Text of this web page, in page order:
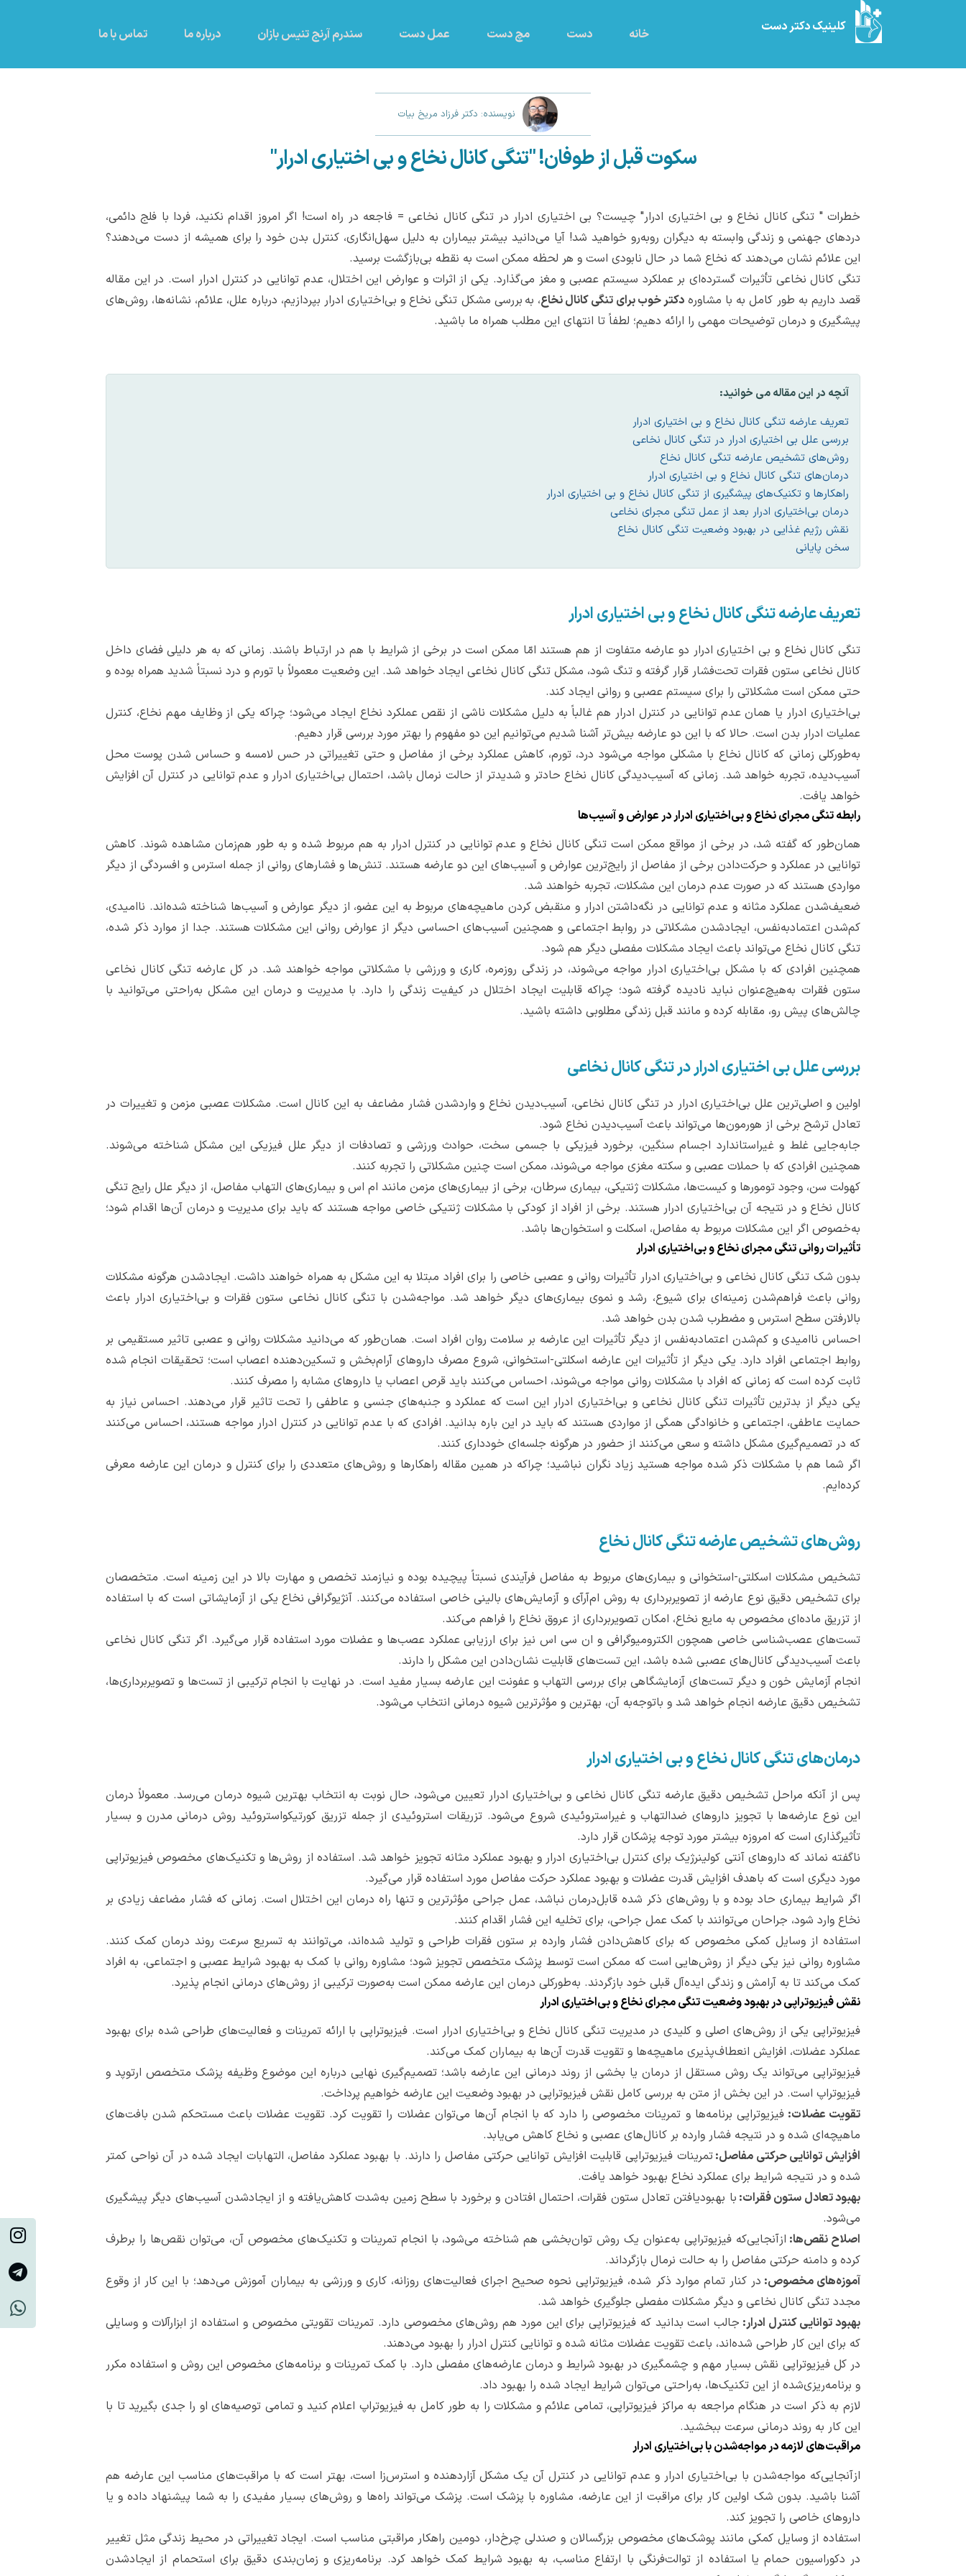
خانه دست مچ دست عمل دست سندرم آرنج تنیس بازان درباره ما تماس با ما کلینیک دکتر دست
نویسنده: دکتر فرزاد مریخ بیات
سکوت قبل از طوفان! "تنگی کانال نخاع و بی اختیاری ادرار"
خطرات " تنگی کانال نخاع و بی اختیاری ادرار" چیست؟ بی اختیاری ادرار در تنگی کانال نخاعی = فاجعه در راه است! اگر امروز اقدام نکنید، فردا با فلج دائمی،
دردهای جهنمی و زندگی وابسته به دیگران روبه‌رو خواهید شد! آیا می‌دانید بیشتر بیماران به دلیل سهل‌انگاری، کنترل بدن خود را برای همیشه از دست می‌دهند؟
این علائم نشان می‌دهند که نخاع شما در حال نابودی است و هر لحظه ممکن است به نقطه بی‌بازگشت برسید.
تنگی کانال نخاعی تأثیرات گسترده‌ای بر عملکرد سیستم عصبی و مغز می‌گذارد. یکی از اثرات و عوارض این اختلال، عدم توانایی در کنترل ادرار است. در این مقاله
قصد داریم به طور کامل به با مشاورهدکتر خوب برای تنگی کانال نخاع، به بررسی مشکل تنگی نخاع و بی‌اختیاری ادرار بپردازیم، درباره علل، علائم، نشانه‌ها، روش‌های
پیشگیری و درمان توضیحات مهمی را ارائه دهیم؛ لطفاً تا انتهای این مطلب همراه ما باشید.
آنچه در این مقاله می خوانید:
تعریف عارضه تنگی کانال نخاع و بی اختیاری ادرار
بررسی علل بی اختیاری ادرار در تنگی کانال نخاعی
روش‌های تشخیص عارضه تنگی کانال نخاع
درمان‌های تنگی کانال نخاع و بی اختیاری ادرار
راهکارها و تکنیک‌های پیشگیری از تنگی کانال نخاع و بی اختیاری ادرار
درمان بی‌اختیاری ادرار بعد از عمل تنگی مجرای نخاعی
نقش رژیم غذایی در بهبود وضعیت تنگی کانال نخاع
سخن پایانی
تعریف عارضه تنگی کانال نخاع و بی اختیاری ادرار
تنگی کانال نخاع و بی ‌اختیاری ادرار دو عارضه متفاوت از هم هستند امّا ممکن است در برخی از شرایط با هم در ارتباط باشند. زمانی که به هر دلیلی فضای داخل
کانال نخاعی ستون فقرات تحت‌فشار قرار گرفته و تنگ شود، مشکل تنگی کانال نخاعی ایجاد خواهد شد. این وضعیت معمولاً با تورم و درد نسبتاً شدید همراه بوده و
حتی ممکن است مشکلاتی را برای سیستم عصبی و روانی ایجاد کند.
بی‌اختیاری ادرار یا همان عدم توانایی در کنترل ادرار هم غالباً به دلیل مشکلات ناشی از نقص عملکرد نخاع ایجاد می‌شود؛ چراکه یکی از وظایف مهم نخاع، کنترل
عملیات ادرار بدن است. حالا که با این دو عارضه بیش‌تر آشنا شدیم می‌توانیم این دو مفهوم را بهتر مورد بررسی قرار دهیم.
به‌طورکلی زمانی که کانال نخاع با مشکلی مواجه می‌شود درد، تورم، کاهش عملکرد برخی از مفاصل و حتی تغییراتی در حس لامسه و حساس شدن پوست محل
آسیب‌دیده، تجربه خواهد شد. زمانی که آسیب‌دیدگی کانال نخاع حاد‌تر و شدید‌تر از حالت نرمال باشد، احتمال بی‌اختیاری ادرار و عدم توانایی در کنترل آن افزایش
خواهد یافت.
رابطه تنگی مجرای نخاع و بی‌اختیاری ادرار در عوارض و آسیب‌ها
همان‌طور که گفته شد، در برخی از مواقع ممکن است تنگی کانال نخاع و عدم توانایی در کنترل ادرار به هم مربوط شده و به طور هم‌زمان مشاهده شوند. کاهش
توانایی در عملکرد و حرکت‌دادن برخی از مفاصل از رایج‌ترین عوارض و آسیب‌های این دو عارضه هستند. تنش‌ها و فشار‌های روانی از جمله استرس و افسردگی از دیگر
مواردی هستند که در صورت عدم درمان این مشکلات، تجربه خواهند شد.
ضعیف‌شدن عملکرد مثانه و عدم توانایی در نگه‌داشتن ادرار و منقبض کردن ماهیچه‌های مربوط به این عضو، از دیگر عوارض و آسیب‌ها شناخته شده‌اند. ناامیدی،
کم‌شدن اعتمادبه‌نفس، ایجادشدن مشکلاتی در روابط اجتماعی و همچنین آسیب‌های احساسی دیگر از عوارض روانی این مشکلات هستند. جدا از موارد ذکر شده،
تنگی کانال نخاع می‌تواند باعث ایجاد مشکلات مفصلی دیگر هم شود.
همچنین افرادی که با مشکل بی‌اختیاری ادرار مواجه می‌شوند، در زندگی روزمره، کاری و ورزشی با مشکلاتی مواجه خواهند شد. در کل عارضه تنگی کانال نخاعی
ستون فقرات به‌هیچ‌عنوان نباید نادیده گرفته شود؛ چراکه قابلیت ایجاد اختلال در کیفیت زندگی را دارد. با مدیریت و درمان این مشکل به‌راحتی می‌توانید با
چالش‌های پیش رو، مقابله کرده و مانند قبل زندگی مطلوبی داشته باشید.
بررسی علل بی اختیاری ادرار در تنگی کانال نخاعی
اولین و اصلی‌ترین علل بی‌اختیاری ادرار در تنگی کانال نخاعی، آسیب‌دیدن نخاع و واردشدن فشار مضاعف به این کانال است. مشکلات عصبی مزمن و تغییرات در
تعادل ترشح برخی از هورمون‌ها می‌تواند باعث آسیب‌دیدن نخاع شود.
جابه‌جایی غلط و غیراستاندارد اجسام سنگین، برخورد فیزیکی با جسمی سخت، حوادث ورزشی و تصادفات از دیگر علل فیزیکی این مشکل شناخته می‌شوند.
همچنین افرادی که با حملات عصبی و سکته مغزی مواجه می‌شوند، ممکن است چنین مشکلاتی را تجربه کنند.
کهولت سن، وجود تومورها و کیست‌ها، مشکلات ژنتیکی، بیماری سرطان، برخی از بیماری‌های مزمن مانند ‌ام اس و بیماری‌های التهاب مفاصل، از دیگر علل رایج تنگی
کانال نخاع و در نتیجه آن بی‌اختیاری ادرار هستند. برخی از افراد از کودکی با مشکلات ژنتیکی خاصی مواجه هستند که باید برای مدیریت و درمان آن‌ها اقدام شود؛
به‌خصوص اگر این مشکلات مربوط به مفاصل، اسکلت و استخوان‌ها باشد.
تأثیرات روانی تنگی مجرای نخاع و بی‌اختیاری ادرار
بدون شک تنگی کانال نخاعی و بی‌اختیاری ادرار تأثیرات روانی و عصبی خاصی را برای افراد مبتلا به این مشکل به همراه خواهند داشت. ایجادشدن هرگونه مشکلات
روانی باعث فراهم‌شدن زمینه‌ای برای شیوع، رشد و نموی بیماری‌های دیگر خواهد شد. مواجه‌شدن با تنگی کانال نخاعی ستون فقرات و بی‌اختیاری ادرار باعث
بالارفتن سطح استرس و مضطرب شدن بدن خواهد شد.
احساس ناامیدی و کم‌شدن اعتمادبه‌نفس از دیگر تأثیرات این عارضه بر سلامت روان افراد است. همان‌طور که می‌دانید مشکلات روانی و عصبی تاثیر مستقیمی بر
روابط اجتماعی افراد دارد. یکی دیگر از تأثیرات این عارضه اسکلتی-استخوانی، شروع مصرف داروهای آرام‌بخش و تسکین‌دهنده اعصاب است؛ تحقیقات انجام شده
ثابت کرده است که زمانی که افراد با مشکلات روانی مواجه می‌شوند، احساس می‌کنند باید قرص اعصاب یا داروهای مشابه را مصرف کنند.
یکی دیگر از بدترین تأثیرات تنگی کانال نخاعی و بی‌اختیاری ادرار این است که عملکرد و جنبه‌های جنسی و عاطفی را تحت تاثیر قرار می‌دهند. احساس نیاز به
حمایت عاطفی، اجتماعی و خانوادگی همگی از مواردی هستند که باید در این باره بدانید. افرادی که با عدم توانایی در کنترل ادرار مواجه هستند، احساس می‌کنند
که در تصمیم‌گیری مشکل داشته و سعی می‌کنند از حضور در هرگونه جلسه‌ای خودداری کنند.
اگر شما هم با مشکلات ذکر شده مواجه هستید زیاد نگران نباشید؛ چراکه در همین مقاله راهکارها و روش‌های متعددی را برای کنترل و درمان این عارضه معرفی
کرده‌ایم.
روش‌های تشخیص عارضه تنگی کانال نخاع
تشخیص مشکلات اسکلتی-استخوانی و بیماری‌های مربوط به مفاصل فرآیندی نسبتاً پیچیده بوده و نیازمند تخصص و مهارت بالا در این زمینه است. متخصصان
برای تشخیص دقیق نوع عارضه از تصویربرداری به روش‌ ام‌آرآی و آزمایش‌های بالینی خاصی استفاده می‌کنند. آنژیوگرافی نخاع یکی از آزمایشاتی است که با استفاده
از تزریق ماده‌ای مخصوص به مایع نخاع، امکان تصویربرداری از عروق نخاع را فراهم می‌کند.
تست‌های عصب‌شناسی خاصی همچون الکترومیوگرافی و ان سی اس نیز برای ارزیابی عملکرد عصب‌ها و عضلات مورد استفاده قرار می‌گیرد. اگر تنگی کانال نخاعی
باعث آسیب‌دیدگی کانال‌های عصبی شده باشد، این تست‌های قابلیت نشان‌دادن این مشکل را دارند.
انجام آزمایش خون و دیگر تست‌های آزمایشگاهی برای بررسی التهاب و عفونت این عارضه بسیار مفید است. در نهایت با انجام ترکیبی از تست‌ها و تصویربرداری‌ها،
تشخیص دقیق عارضه انجام خواهد شد و باتوجه‌به آن، بهترین و مؤثرترین شیوه درمانی انتخاب می‌شود.
درمان‌های تنگی کانال نخاع و بی اختیاری ادرار
پس از آنکه مراحل تشخیص دقیق عارضه تنگی کانال نخاعی و بی‌اختیاری ادرار تعیین می‌شود، حال نوبت به انتخاب بهترین شیوه درمان می‌رسد. معمولاً درمان
این نوع عارضه‌ها با تجویز داروهای ضدالتهاب و غیراستروئیدی شروع می‌شود. تزریقات استروئیدی از جمله تزریق کورتیکواستروئید روش درمانی مدرن و بسیار
تأثیرگذاری است که امروزه بیشتر مورد توجه پزشکان قرار دارد.
ناگفته نماند که داروهای آنتی کولینرژیک برای کنترل بی‌اختیاری ادرار و بهبود عملکرد مثانه تجویز خواهد شد. استفاده از روش‌ها و تکنیک‌های مخصوص فیزیوتراپی
مورد دیگری است که باهدف افزایش قدرت عضلات و بهبود عملکرد حرکت مفاصل مورد استفاده قرار می‌گیرد.
اگر شرایط بیماری حاد بوده و با روش‌های ذکر شده قابل‌درمان نباشد، عمل جراحی مؤثرترین و تنها راه درمان این اختلال است. زمانی که فشار مضاعف زیادی بر
نخاع وارد شود، جراحان می‌توانند با کمک عمل جراحی، برای تخلیه این فشار اقدام کنند.
استفاده از وسایل کمکی مخصوص که برای کاهش‌دادن فشار وارده بر ستون فقرات طراحی و تولید شده‌اند، می‌توانند به تسریع سرعت روند درمان کمک کنند.
مشاوره روانی نیز یکی دیگر از روش‌هایی است که ممکن است توسط پزشک متخصص تجویز شود؛ مشاوره روانی با کمک به بهبود شرایط عصبی و اجتماعی، به افراد
کمک می‌کند تا به آرامش و زندگی ایده‌آل قبلی خود بازگردند. به‌طورکلی درمان این عارضه ممکن است به‌صورت ترکیبی از روش‌های درمانی انجام پذیرد.
نقش فیزیوتراپی در بهبود وضعیت تنگی مجرای نخاع و بی‌اختیاری ادرار
فیزیوتراپی یکی از روش‌های اصلی و کلیدی در مدیریت تنگی کانال نخاع و بی‌اختیاری ادرار است. فیزیوتراپی با ارائه تمرینات و فعالیت‌های طراحی شده برای بهبود
عملکرد عضلات، افزایش انعطاف‌پذیری ماهیچه‌ها و تقویت قدرت آن‌ها به بیماران کمک می‌کند.
فیزیوتراپی می‌تواند یک روش مستقل از درمان یا بخشی از روند درمانی این عارضه باشد؛ تصمیم‌گیری نهایی درباره این موضوع وظیفه پزشک متخصص ارتوپد و
فیزیوتراپ است. در این بخش از متن به بررسی کامل نقش فیزیوتراپی در بهبود وضعیت این عارضه خواهیم پرداخت.
تقویت عضلات: فیزیوتراپی برنامه‌ها و تمرینات مخصوصی را دارد که با انجام آن‌ها می‌توان عضلات را تقویت کرد. تقویت عضلات باعث مستحکم شدن بافت‌های
ماهیچه‌ای شده و در نتیجه فشار وارده بر کانال‌های عصبی و نخاع کاهش می‌یابد.
افزایش توانایی حرکتی مفاصل:تمرینات فیزیوتراپی قابلیت افزایش توانایی حرکتی مفاصل را دارند. با بهبود عملکرد مفاصل، التهابات ایجاد شده در آن نواحی کمتر
شده و در نتیجه شرایط برای عملکرد نخاع بهبود خواهد یافت.
بهبود تعادل ستون فقرات: با بهبودیافتن تعادل ستون فقرات، احتمال افتادن و برخورد با سطح زمین به‌شدت کاهش‌یافته و از ایجادشدن آسیب‌های دیگر پیشگیری
می‌شود.
اصلاح نقص‌ها: ازآنجایی‌که فیزیوتراپی به‌عنوان یک روش توان‌بخشی هم شناخته می‌شود، با انجام تمرینات و تکنیک‌های مخصوص آن، می‌توان نقص‌ها را برطرف
کرده و دامنه حرکتی مفاصل را به حالت نرمال بازگرداند.
آموزه‌های مخصوص: در کنار تمام موارد ذکر شده، فیزیوتراپی نحوه صحیح اجرای فعالیت‌های روزانه، کاری و ورزشی به بیماران آموزش می‌دهد؛ با این کار از وقوع
مجدد تنگی کانال نخاعی و دیگر مشکلات مفصلی جلوگیری خواهد شد.
بهبود توانایی کنترل ادرار: جالب است بدانید که فیزیوتراپی برای این مورد هم روش‌های مخصوصی دارد. تمرینات تقویتی مخصوص و استفاده از ابزارآلات و وسایلی
که برای این کار طراحی شده‌اند، باعث تقویت عضلات مثانه شده و توانایی کنترل ادرار را بهبود می‌دهند.
در کل فیزیوتراپی نقش بسیار مهم و چشمگیری در بهبود شرایط و درمان عارضه‌های مفصلی دارد. با کمک تمرینات و برنامه‌های مخصوص این روش و استفاده مکرر
و برنامه‌ریزی‌شده از این تکنیک‌ها، به‌راحتی می‌توان شرایط ایجاد شده را بهبود داد.
لازم به ذکر است در هنگام مراجعه به مراکز فیزیوتراپی، تمامی علائم و مشکلات را به طور کامل به فیزیوتراپ اعلام کنید و تمامی توصیه‌های او را جدی بگیرید تا با
این کار به روند درمانی سرعت ببخشید.
مراقبت‌های لازمه در مواجه‌شدن با بی‌اختیاری ادرار
ازآنجایی‌که مواجه‌شدن با بی‌اختیاری ادرار و عدم توانایی در کنترل آن یک مشکل آزاردهنده و استرس‌زا است، بهتر است که با مراقبت‌های مناسب این عارضه هم
آشنا باشید. بدون شک اولین کار برای مراقبت از این عارضه، مشاوره با پزشک است. پزشک می‌تواند راه‌ها و روش‌های بسیار مفیدی را به شما پیشنهاد داده و یا
داروهای خاصی را تجویز کند.
استفاده از وسایل کمکی مانند پوشک‌های مخصوص بزرگسالان و صندلی چرخ‌دار، دومین راهکار مراقبتی مناسب است. ایجاد تغییراتی در محیط زندگی مثل تغییر
در دکوراسیون حمام یا استفاده از توالت‌فرنگی با ارتفاع مناسب، به بهبود شرایط کمک خواهد کرد. برنامه‌ریزی و زمان‌بندی دقیق برای استحمام از ایجادشدن